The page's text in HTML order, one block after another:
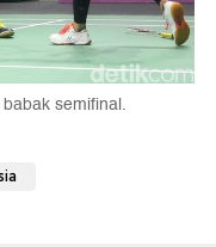
semifinal.